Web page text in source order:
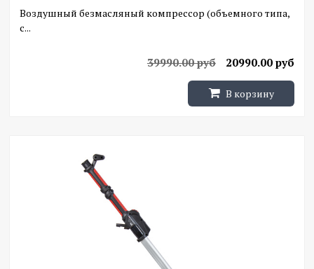
Воздушный безмасляный компрессор (объемного типа,
с...
20990.00 руб
39990.00 руб
В корзину